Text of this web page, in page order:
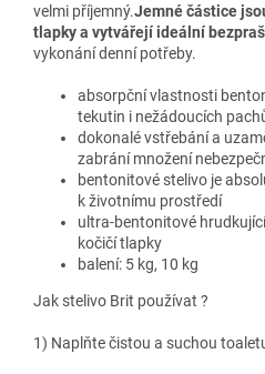
velmi příjemný.Jemné částice
tlapky a vytvářejí ideální
vykonání denní potřeby.
absorpční vlastnosti
tekutin i nežádoucích
dokonalé vstřebání a
zabrání množení
bentonitové stelivo je
k životnímu prostředí
ultra-bentonitové
kočičí tlapky
balení: 5 kg, 10 kg
Jak stelivo Brit používat ?
1) Naplňte čistou a suchou